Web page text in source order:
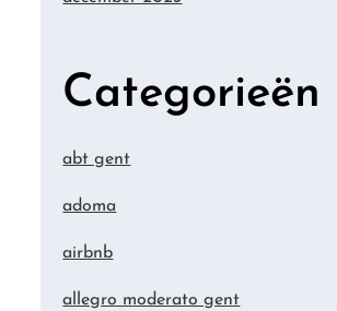
Categorieën
abt gent
adoma
airbnb
allegro moderato gent